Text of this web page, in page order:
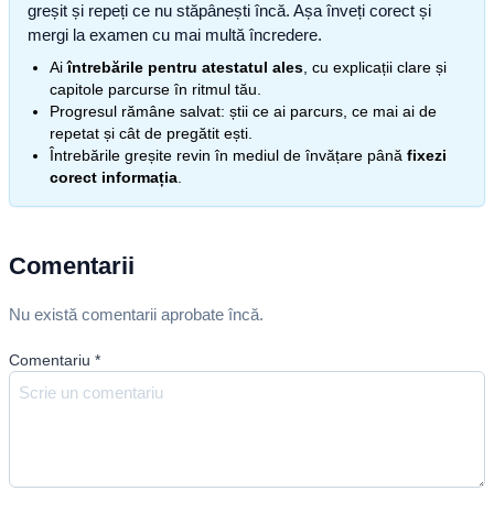
greșit și repeți ce nu stăpânești încă. Așa înveți corect și
mergi la examen cu mai multă încredere.
Aiîntrebările pentru atestatul ales , cu explicații clare și
capitole parcurse în ritmul tău.
Progresul rămâne salvat: știi ce ai parcurs, ce mai ai de
repetat și cât de pregătit ești.
Întrebările greșite revin în mediul de învățare până fixezi
corect informația
Comentarii
Nu există comentarii aprobate încă.
Comentariu *